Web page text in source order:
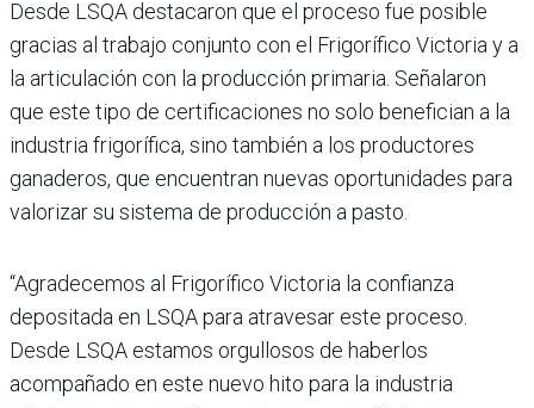
Desde LSQA destacaron que el proceso fue posible
gracias al trabajo conjunto con el Frigorífico Victoria y a
la articulación con la producción primaria. Señalaron
que este tipo de certificaciones no solo benefician a la
industria frigorífica, sino también a los productores
ganaderos, que encuentran nuevas oportunidades para
valorizar su sistema de producción a pasto.
“Agradecemos al Frigorífico Victoria la confianza
depositada en LSQA para atravesar este proceso.
Desde LSQA estamos orgullosos de haberlos
acompañado en este nuevo hito para la industria